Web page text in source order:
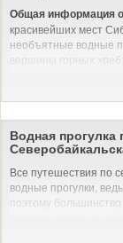
Общая информация
красивейших мест
необъятные водные
вершины горных
озера и горячие
Кому интересно
Байкал считается
Удивительные горы
быстрые реки,
Северобайкальска
лыжников и
рыбалка!
Водная прогулка
Все путешествия по
водные прогулки,
поэтому
прогулку можно на
средствах. В